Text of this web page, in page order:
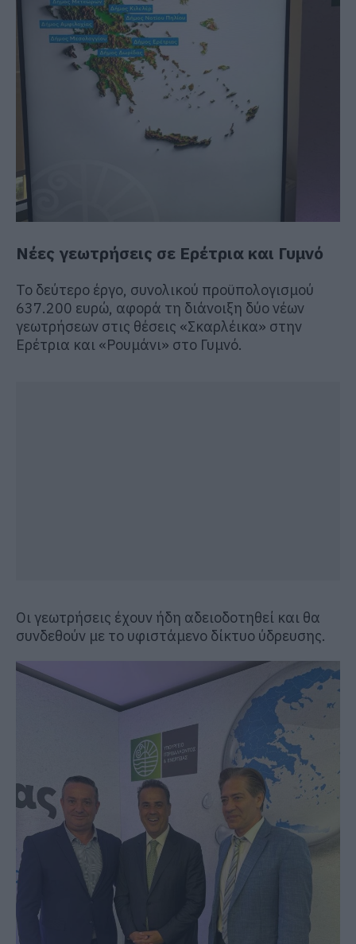
Νέες γεωτρήσεις σε Ερέτρια και Γυμνό
Το δεύτερο έργο, συνολικού προϋπολογισμού
637.200 ευρώ, αφορά τη διάνοιξη δύο νέων
γεωτρήσεων στις θέσεις «Σκαρλέικα» στην
Ερέτρια και «Ρουμάνι» στο Γυμνό.
Οι γεωτρήσεις έχουν ήδη αδειοδοτηθεί και θα
συνδεθούν με το υφιστάμενο δίκτυο ύδρευσης.